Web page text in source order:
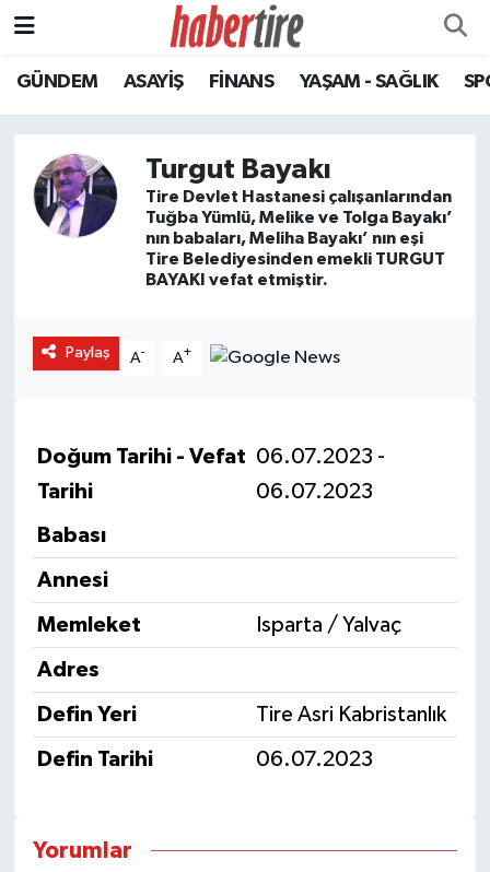
GÜNDEM ASAYİŞ FİNANS YAŞAM - SAĞLIK
Turgut Bayakı
Tire Devlet Hastanesi çalışanlarından
Tuğba Yümlü, Melike ve Tolga Bayakı’
nın babaları, Meliha Bayakı’ nın eşi
Tire Belediyesinden emekli TURGUT
BAYAKI vefat etmiştir.
Paylaş A- A+
Doğum Tarihi - Vefat
Tarihi
06.07.2023 -
06.07.2023
Babası
Annesi
Memleket Isparta / Yalvaç
Adres
Defin Yeri Tire Asri Kabristanlık
Defin Tarihi 06.07.2023
Yorumlar
Tire Nöbetçi Eczaneler
Tire Trafik Yoğunluk Haritası
Süper Lig Puan Durumu ve Fikstür
Son Dakika Haberleri